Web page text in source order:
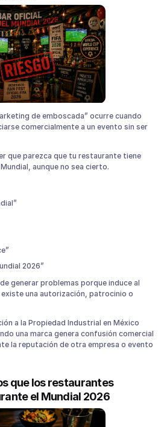
de emboscada” ocurre cuando
comercialmente a un evento sin ser
que parezca que tu restaurante tiene
aunque no sea cierto.
2026”
generar problemas porque induce al
una autorización, patrocinio o
a la Propiedad Industrial en México
una marca genera confusión comercial
la reputación de otra empresa o evento
que los restaurantes
el Mundial 2026